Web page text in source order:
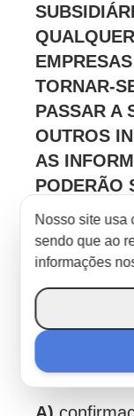
Nosso site usa
sendo que ao
informações
TORNAR-
PASSAR A
OUTROS
AS
PODERÃO
ELES, QUE
DADOS:
São direitos
tratados